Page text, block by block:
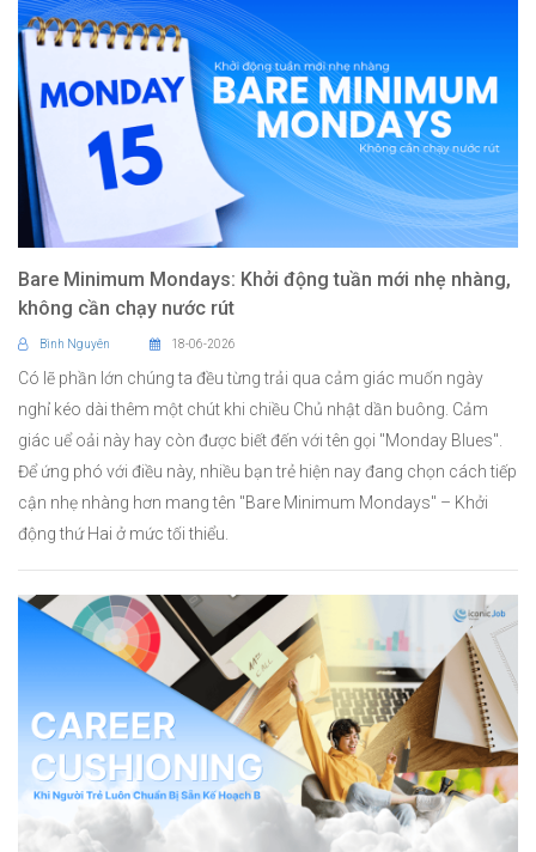
Bare Minimum Mondays: Khởi động tuần mới nhẹ nhàng,
không cần chạy nước rút
Bình Nguyên 18-06-2026
Có lẽ phần lớn chúng ta đều từng trải qua cảm giác muốn ngày
nghỉ kéo dài thêm một chút khi chiều Chủ nhật dần buông. Cảm
giác uể oải này hay còn được biết đến với tên gọi "Monday Blues".
Để ứng phó với điều này, nhiều bạn trẻ hiện nay đang chọn cách tiếp
cận nhẹ nhàng hơn mang tên "Bare Minimum Mondays" – Khởi
động thứ Hai ở mức tối thiểu.